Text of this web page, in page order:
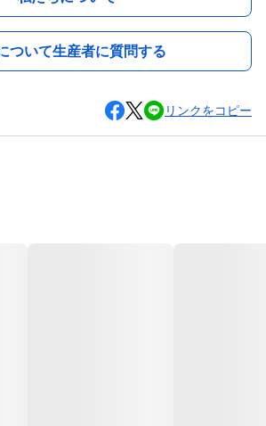
ついて生産者に質問する
リンクをコピー